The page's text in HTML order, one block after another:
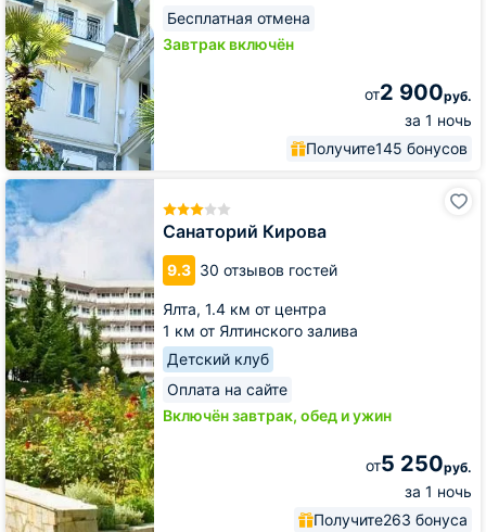
Бесплатная отмена
Завтрак включён
от2 900руб.
за 1 ночь
Получите145 бонусов
Санаторий Кирова
9.3 30 отзывов гостей
Ялта, 1.4 км от центра
1 км от Ялтинского залива
Детский клуб
Оплата на сайте
Включён завтрак, обед и ужин
от5 250руб.
за 1 ночь
Получите263 бонуса
Санаторий
Кирова